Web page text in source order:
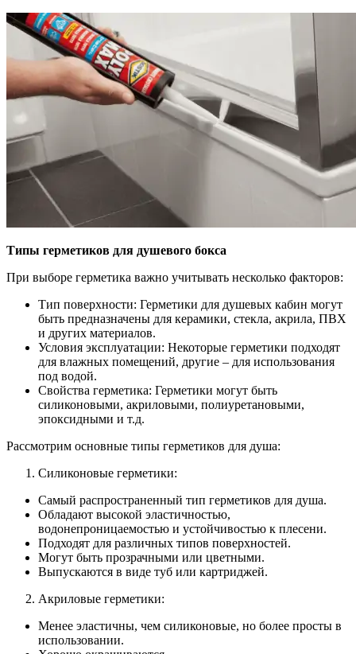
Типы герметиков для душевого бокса
При выборе герметика важно учитывать несколько факторов:
Тип поверхности: Герметики для душевых кабин могут
быть предназначены для керамики, стекла, акрила, ПВХ
и других материалов.
Условия эксплуатации: Некоторые герметики подходят
для влажных помещений, другие – для использования
под водой.
Свойства герметика: Герметики могут быть
силиконовыми, акриловыми, полиуретановыми,
эпоксидными и т.д.
Рассмотрим основные типы герметиков для душа:
Силиконовые герметики:
Самый распространенный тип герметиков для душа.
Обладают высокой эластичностью,
водонепроницаемостью и устойчивостью к плесени.
Подходят для различных типов поверхностей.
Могут быть прозрачными или цветными.
Выпускаются в виде туб или картриджей.
Акриловые герметики:
Менее эластичны, чем силиконовые, но более просты в
использовании.